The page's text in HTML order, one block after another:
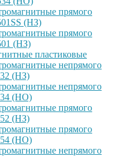
прямого
(НЗ)
прямого
(НЗ)
пластиковые
непрямого
(НЗ)
непрямого
(НО)
прямого
(НЗ)
прямого
(НО)
непрямого